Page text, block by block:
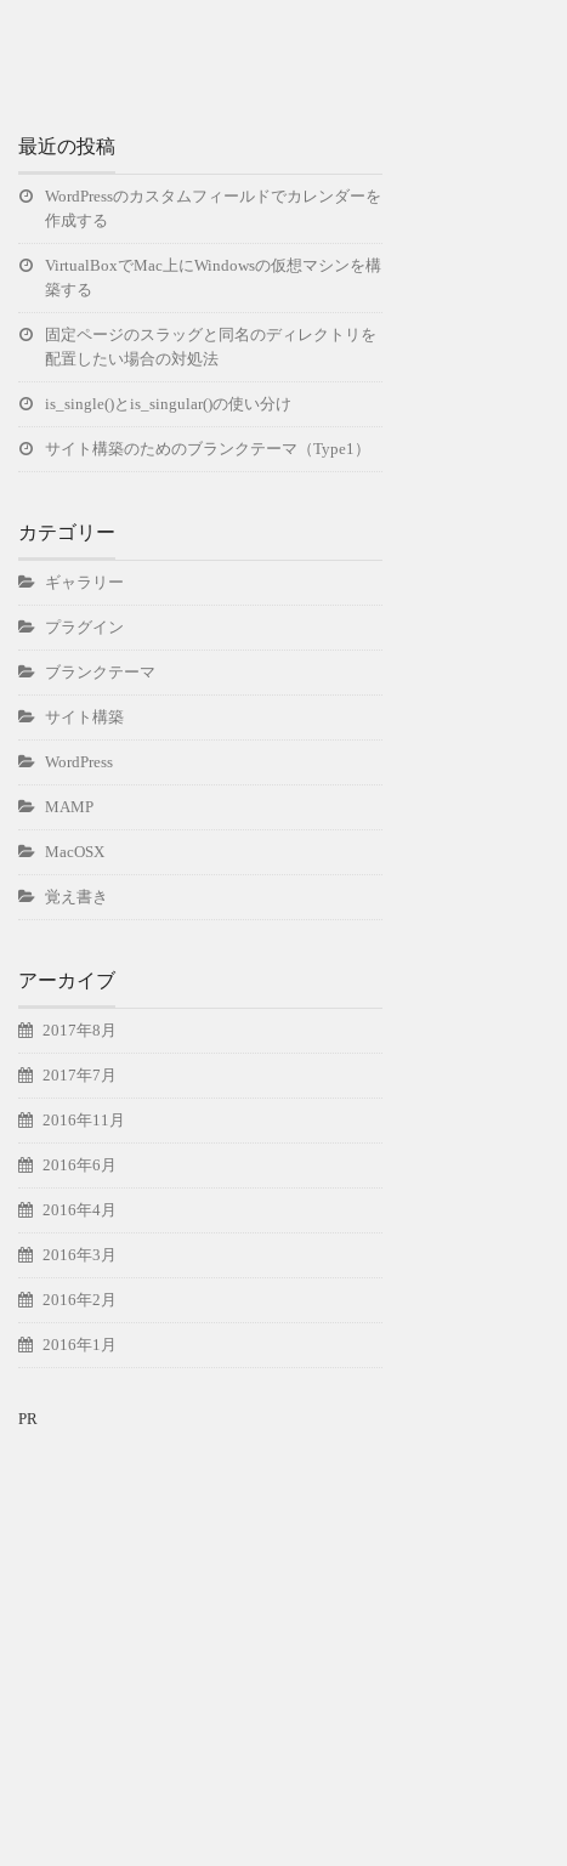
最近の投稿
WordPressのカスタムフィールドでカレンダーを
作成する
VirtualBoxでMac上にWindowsの仮想マシンを構
築する
固定ページのスラッグと同名のディレクトリを
配置したい場合の対処法
is_single()とis_singular()の使い分け
サイト構築のためのブランクテーマ（Type1）
カテゴリー
ギャラリー
プラグイン
ブランクテーマ
サイト構築
WordPress
MAMP
MacOSX
覚え書き
アーカイブ
2017年8月
2017年7月
2016年11月
2016年6月
2016年4月
2016年3月
2016年2月
2016年1月
PR